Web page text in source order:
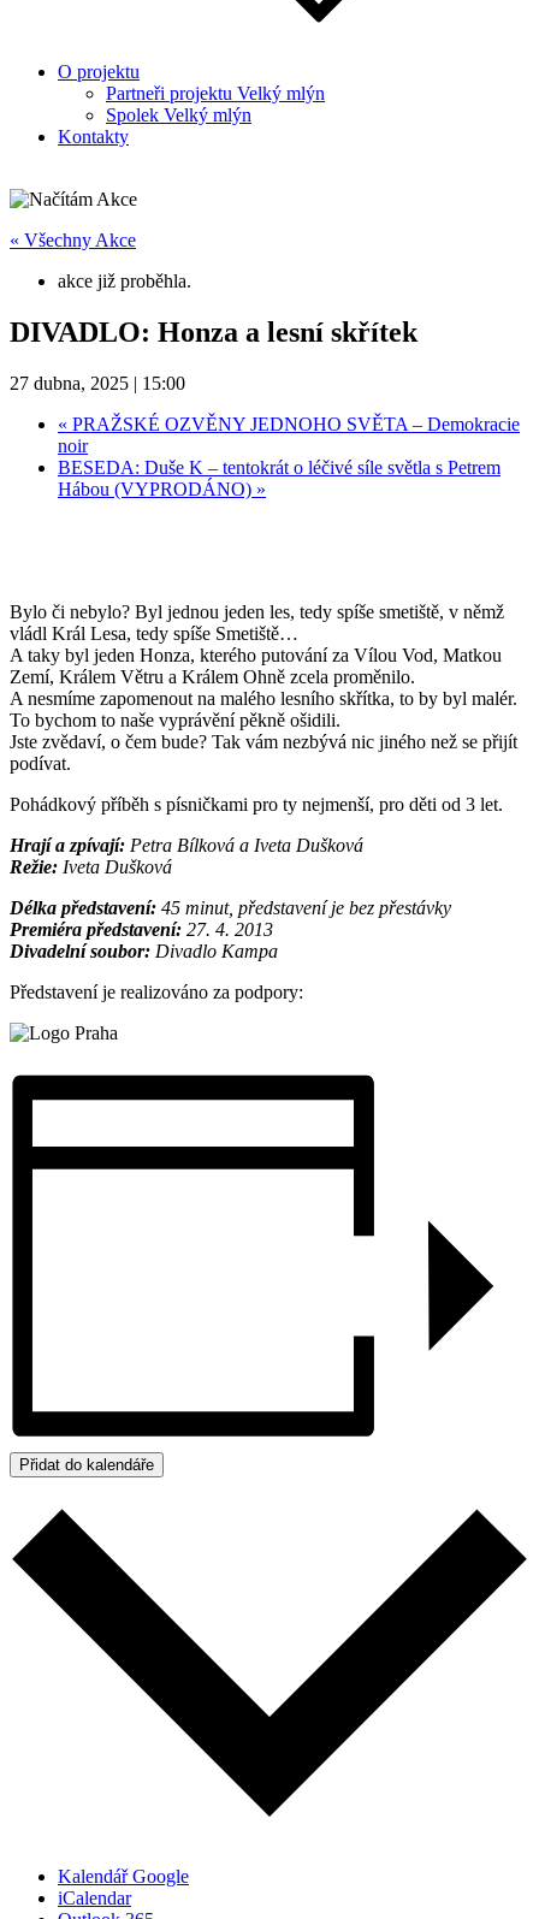
O projektu
Partneři projektu Velký mlýn
Spolek Velký mlýn
Kontakty
« Všechny Akce
akce již proběhla.
DIVADLO: Honza a lesní skřítek
27 dubna, 2025 | 15:00
« PRAŽSKÉ OZVĚNY JEDNOHO SVĚTA – Demokracie
noir
BESEDA: Duše K – tentokrát o léčivé síle světla s Petrem
Hábou (VYPRODÁNO) »
Bylo či nebylo? Byl jednou jeden les, tedy spíše smetiště, v němž
vládl Král Lesa, tedy spíše Smetiště…
A taky byl jeden Honza, kterého putování za Vílou Vod, Matkou
Zemí, Králem Větru a Králem Ohně zcela proměnilo.
A nesmíme zapomenout na malého lesního skřítka, to by byl malér.
To bychom to naše vyprávění pěkně ošidili.
Jste zvědaví, o čem bude? Tak vám nezbývá nic jiného než se přijít
podívat.
Pohádkový příběh s písničkami pro ty nejmenší, pro děti od 3 let.
Hrají a zpívají: Petra Bílková a Iveta Dušková
Režie: Iveta Dušková
Délka představení: 45 minut, představení je bez přestávky
Premiéra představení: 27. 4. 2013
Divadelní soubor: Divadlo Kampa
Představení je realizováno za podpory:
Přidat do kalendáře
Kalendář Google
iCalendar